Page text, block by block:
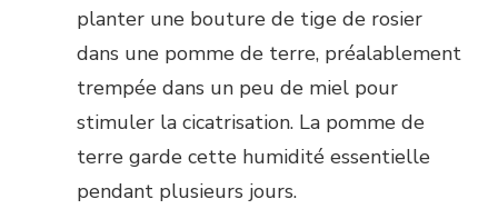
planter une bouture de tige de rosier
dans une pomme de terre, préalablement
trempée dans un peu de miel pour
stimuler la cicatrisation. La pomme de
terre garde cette humidité essentielle
pendant plusieurs jours.